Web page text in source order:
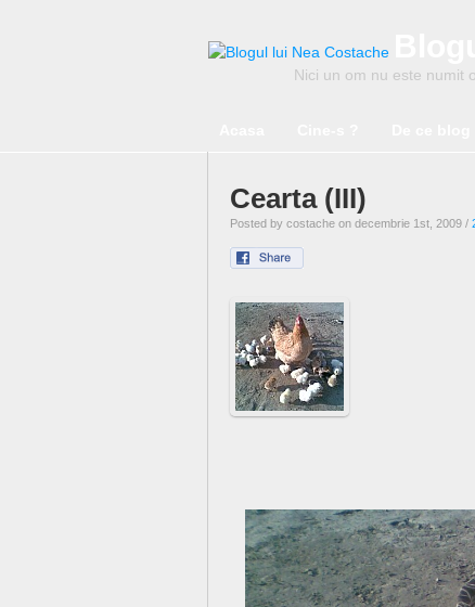
Nici un om nu este numit
Cearta (III)
Posted by costache on decembrie 1st, 2009 /